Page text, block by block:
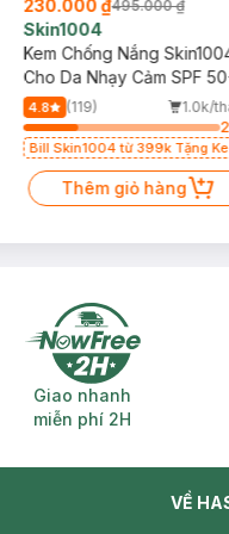
230.000 ₫495.000 ₫
Skin1004
Kem Chống Nắng
Cho Da Nhạy Cảm SPF
50ml
4.8 (119)
1.0k/
Bill Skin1004 từ 399k Tặng
SPF 50+ 20ml (SL Có Hạn)
Thêm giỏ hàng
Giao nhanh
Giao nhanh
miễn phí 2H
VỀ